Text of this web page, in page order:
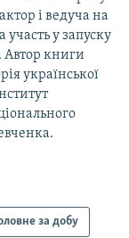
і ведуча на
участь у запуску
Автор книги
української
за добу